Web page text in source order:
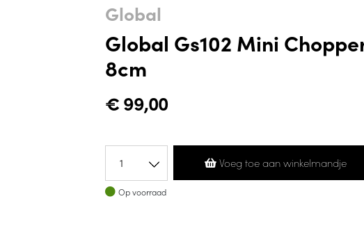
Global
Global Gs102 Mini
8cm
€99,00
Voeg toe aan winkelmandje
Op voorraad
Op voorraad